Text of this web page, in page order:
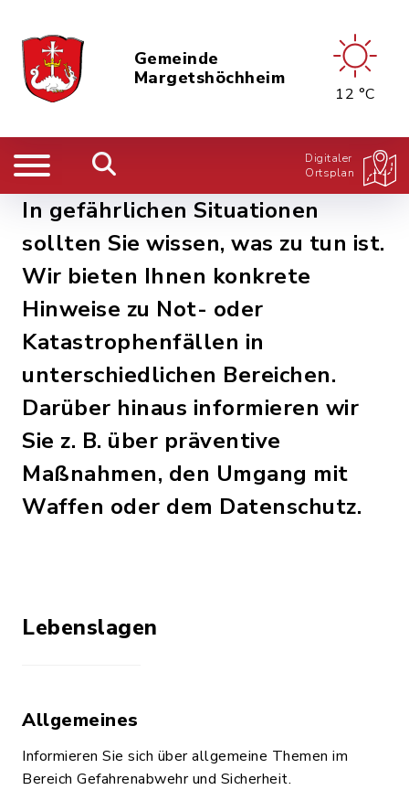
Gemeinde
Margetshöchheim
12 °C
Digitaler
Ortsplan
In gefährlichen Situationen
sollten Sie wissen, was zu tun ist.
Wir bieten Ihnen konkrete
Hinweise zu Not- oder
Katastrophenfällen in
unterschiedlichen Bereichen.
Darüber hinaus informieren wir
Sie z. B. über präventive
Maßnahmen, den Umgang mit
Waffen oder dem Datenschutz.
Lebenslagen
Allgemeines
Informieren Sie sich über allgemeine Themen im
Bereich Gefahrenabwehr und Sicherheit.